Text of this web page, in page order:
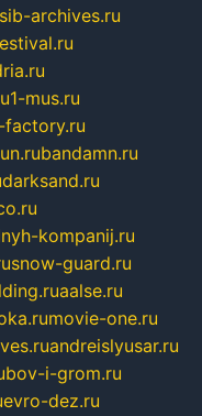
sib-archives.ru
1-mus.ru
factory.ru
bandamn.ru
darksand.ru
kompanij.ru
snow-guard.ru
aalse.ru
movie-one.ru
andreislyusar.ru
i-grom.ru
evro-dez.ru